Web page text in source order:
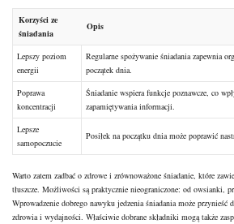
Korzyści ze
śniadania
Opis
Lepszy poziom
energii
Regularne spożywanie śniadania zapewnia
początek dnia.
Poprawa
koncentracji
Śniadanie wspiera funkcje poznawcze, co
zapamiętywania informacji.
Lepsze
samopoczucie
Posiłek na początku dnia może poprawić
Warto zatem zadbać o zdrowe i zrównoważone śniadanie, które
tłuszcze. Możliwości są praktycznie nieograniczone: od owsianki,
Wprowadzenie dobrego nawyku jedzenia śniadania może przynieść
zdrowia i wydajności. Właściwie dobrane składniki mogą także